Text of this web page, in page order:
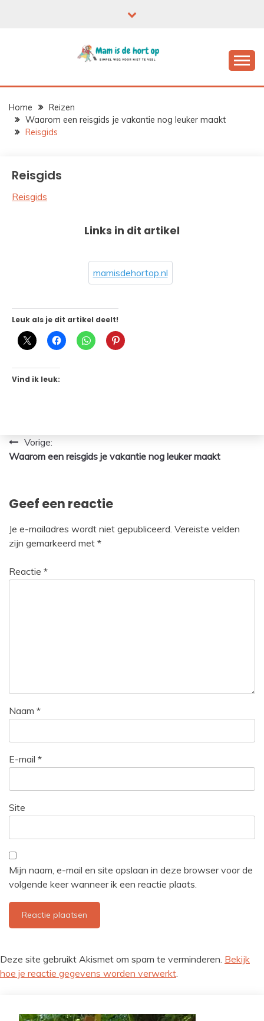
Home
Reizen
Waarom een reisgids je vakantie nog leuker maakt
Reisgids
Reisgids
Reisgids
Links in dit artikel
mamisdehortop.nl
Leuk als je dit artikel deelt!
Vind ik leuk:
Bericht
navigatie
Vorige:
Waarom een reisgids je vakantie nog leuker maakt
Geef een reactie
Je e-mailadres wordt niet gepubliceerd. Vereiste velden
zijn gemarkeerd met *
Reactie *
Naam *
E-mail *
Site
Mijn naam, e-mail en site opslaan in deze browser voor de
volgende keer wanneer ik een reactie plaats.
Deze site gebruikt Akismet om spam te verminderen. Bekijk
hoe je reactie gegevens worden verwerkt